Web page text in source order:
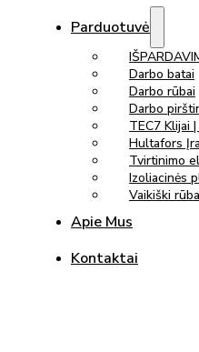
Parduotuvė
Darbo batai
Darbo rūbai
Darbo
TEC7 Klijai
Hultafors
Tvirtinimo
Izoliacinės
Vaikiški
Apie Mus
Kontaktai